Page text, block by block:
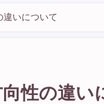
違いについて
性の違い